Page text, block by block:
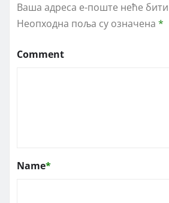
Ваша адреса е-поште неће
Неопходна поља су означена *
Comment
Name*